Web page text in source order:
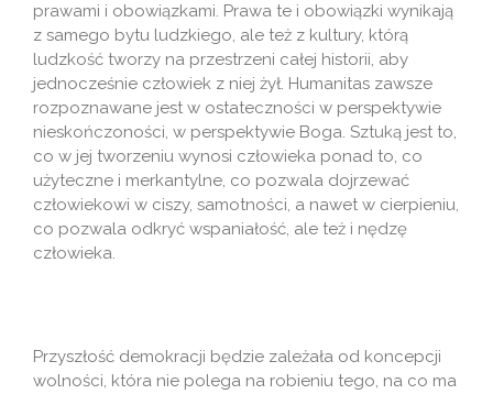
prawami i obowiązkami. Prawa te i obowiązki wynikają
z samego bytu ludzkiego, ale też z kultury, którą
ludzkość tworzy na przestrzeni całej historii, aby
jednocześnie człowiek z niej żył. Humanitas zawsze
rozpoznawane jest w ostateczności w perspektywie
nieskończoności, w perspektywie Boga. Sztuką jest to,
co w jej tworzeniu wynosi człowieka ponad to, co
użyteczne i merkantylne, co pozwala dojrzewać
człowiekowi w ciszy, samotności, a nawet w cierpieniu,
co pozwala odkryć wspaniałość, ale też i nędzę
człowieka.
Przyszłość demokracji będzie zależała od koncepcji
wolności, która nie polega na robieniu tego, na co ma